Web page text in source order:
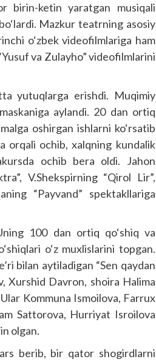
birin-ketin yaratgan musiqali
Mazkur teatrning asosiy
o‘zbek videofilmlariga ham
va Zulayho” videofilmlarini
yutuqlarga erishdi. Muqimiy
aylandi. 20 dan ortiq
oshirgan ishlarni ko‘rsatib
orqali ochib, xalqning kundalik
ochib bera oldi. Jahon
V.Shekspirning “Qirol Lir”,
“Payvand” spektakllariga
100 dan ortiq qo‘shiq va
o‘z muxlislarini topgan.
bilan aytiladigan “Sen qaydan
Xurshid Davron, shoira Halima
Kommuna Ismoilova, Farrux
Sattorova, Hurriyat Isroilova
olgan.
berib, bir qator shogirdlarni